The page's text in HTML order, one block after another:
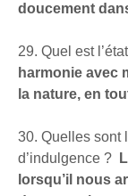
doucement
29. Quel est
harmonie avec
la nature, en
30. Quelles sont
d’indulgence ?
lorsqu’il nous